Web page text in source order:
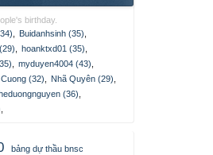
birthday.
Buidanhsinh (35)
hoanktxd01 (35)
myduyen4004 (43)
(32)
Nhã Quyên (29)
(36)
bảng dự thầu bnsc